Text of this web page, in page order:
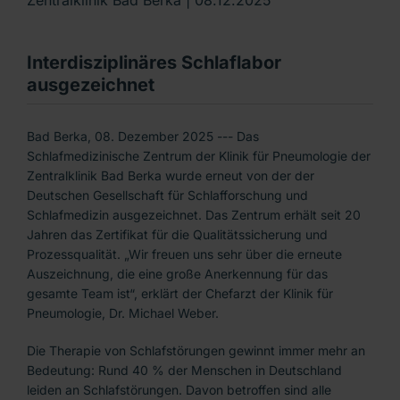
Interdisziplinäres Schlaflabor
ausgezeichnet
Bad Berka, 08. Dezember 2025 --- Das
Schlafmedizinische Zentrum der Klinik für Pneumologie der
Zentralklinik Bad Berka wurde erneut von der der
Deutschen Gesellschaft für Schlafforschung und
Schlafmedizin ausgezeichnet. Das Zentrum erhält seit 20
Jahren das Zertifikat für die Qualitätssicherung und
Prozessqualität. „Wir freuen uns sehr über die erneute
Auszeichnung, die eine große Anerkennung für das
gesamte Team ist“, erklärt der Chefarzt der Klinik für
Pneumologie, Dr. Michael Weber.
Die Therapie von Schlafstörungen gewinnt immer mehr an
Bedeutung: Rund 40 % der Menschen in Deutschland
leiden an Schlafstörungen. Davon betroffen sind alle